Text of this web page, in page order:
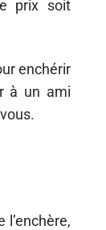
prix soit
enchérir
à un ami